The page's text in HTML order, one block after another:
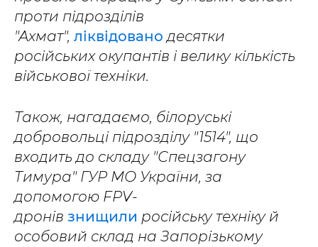
проти підрозділів
"Ахмат", ліквідовано десятки
російських окупантів і велику кількість
військової техніки.
Також, нагадаємо, білоруські
добровольці підрозділу "1514", що
входить до складу "Спецзагону
Тимура" ГУР МО України, за
допомогою FPV-
дронів знищили російську техніку й
особовий склад на Запорізькому